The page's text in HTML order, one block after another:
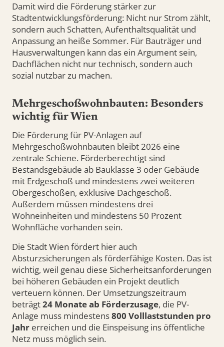
Damit wird die Förderung stärker zur
Stadtentwicklungsförderung: Nicht nur Strom zählt,
sondern auch Schatten, Aufenthaltsqualität und
Anpassung an heiße Sommer. Für Bauträger und
Hausverwaltungen kann das ein Argument sein,
Dachflächen nicht nur technisch, sondern auch
sozial nutzbar zu machen.
Mehrgeschoßwohnbauten: Besonders
wichtig für Wien
Die Förderung für PV-Anlagen auf
Mehrgeschoßwohnbauten bleibt 2026 eine
zentrale Schiene. Förderberechtigt sind
Bestandsgebäude ab Bauklasse 3 oder Gebäude
mit Erdgeschoß und mindestens zwei weiteren
Obergeschoßen, exklusive Dachgeschoß.
Außerdem müssen mindestens drei
Wohneinheiten und mindestens 50 Prozent
Wohnfläche vorhanden sein.
Die Stadt Wien fördert hier auch
Absturzsicherungen als förderfähige Kosten. Das ist
wichtig, weil genau diese Sicherheitsanforderungen
bei höheren Gebäuden ein Projekt deutlich
verteuern können. Der Umsetzungszeitraum
beträgt24 Monate ab Förderzusage, die PV-
Anlage muss mindestens800 Volllaststunden pro
Jahr erreichen und die Einspeisung ins öffentliche
Netz muss möglich sein.